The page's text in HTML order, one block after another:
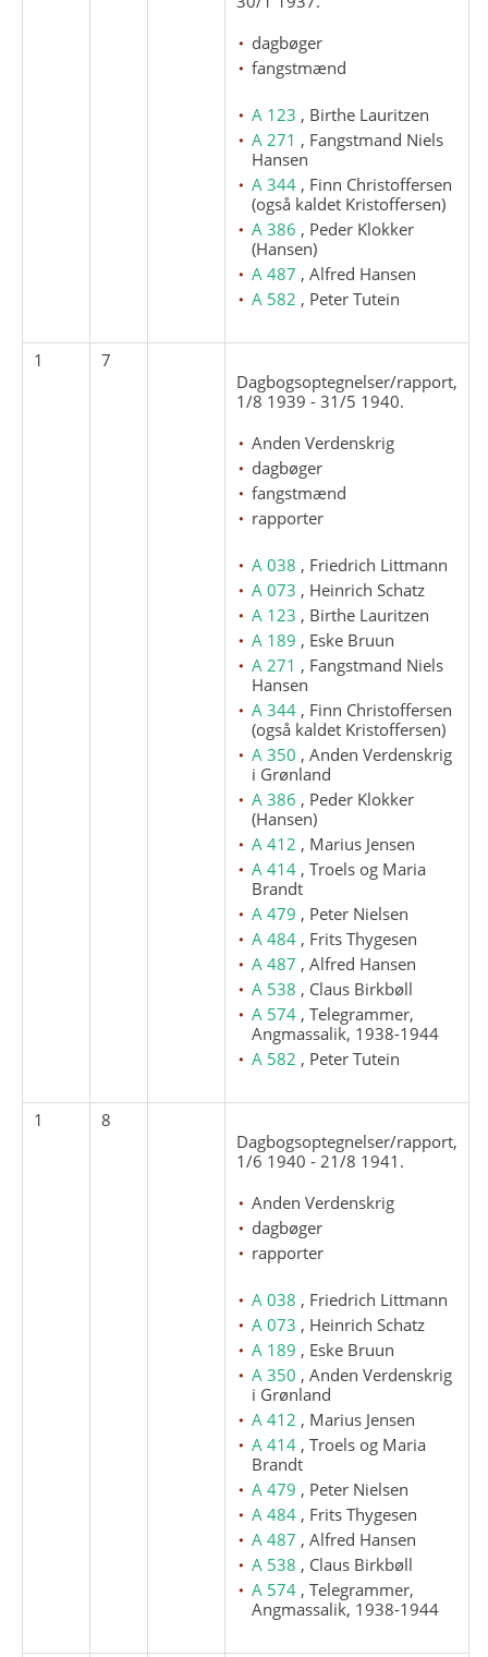
dagbøger
fangstmænd
A 123 , Birthe Lauritzen
A 271 , Fangstmand Niels
Hansen
A 344 , Finn Christoffersen
(også kaldet Kristoffersen)
A 386 , Peder Klokker
(Hansen)
A 487 , Alfred Hansen
A 582 , Peter Tutein
1
7
Dagbogsoptegnelser/rapport,
1/8 1939 - 31/5 1940.
Anden Verdenskrig
dagbøger
fangstmænd
rapporter
A 038 , Friedrich Littmann
A 073 , Heinrich Schatz
A 123 , Birthe Lauritzen
A 189 , Eske Bruun
A 271 , Fangstmand Niels
Hansen
A 344 , Finn Christoffersen
(også kaldet Kristoffersen)
A 350 , Anden Verdenskrig
i Grønland
A 386 , Peder Klokker
(Hansen)
A 412 , Marius Jensen
A 414 , Troels og Maria
Brandt
A 479 , Peter Nielsen
A 484 , Frits Thygesen
A 487 , Alfred Hansen
A 538 , Claus Birkbøll
A 574 , Telegrammer,
Angmassalik, 1938-1944
A 582 , Peter Tutein
1
8
Dagbogsoptegnelser/rapport,
1/6 1940 - 21/8 1941.
Anden Verdenskrig
dagbøger
rapporter
A 038 , Friedrich Littmann
A 073 , Heinrich Schatz
A 189 , Eske Bruun
A 350 , Anden Verdenskrig
i Grønland
A 412 , Marius Jensen
A 414 , Troels og Maria
Brandt
A 479 , Peter Nielsen
A 484 , Frits Thygesen
A 487 , Alfred Hansen
A 538 , Claus Birkbøll
A 574 , Telegrammer,
Angmassalik, 1938-1944